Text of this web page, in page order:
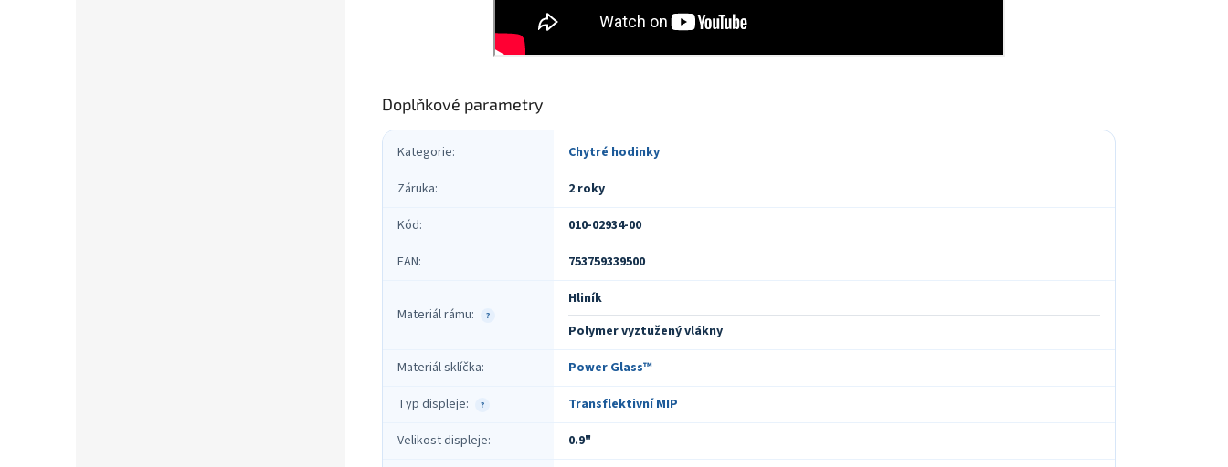
Doplňkové parametry
Kategorie:
Chytré hodinky
Záruka:
2 roky
Kód:
010-02934-00
EAN: 753759339500
?
Materiál rámu:
Hliník
Polymer vyztužený vlákny
Materiál sklíčka: Power Glass™
?
Typ displeje:
Transflektivní MIP
Velikost displeje:
0.9"